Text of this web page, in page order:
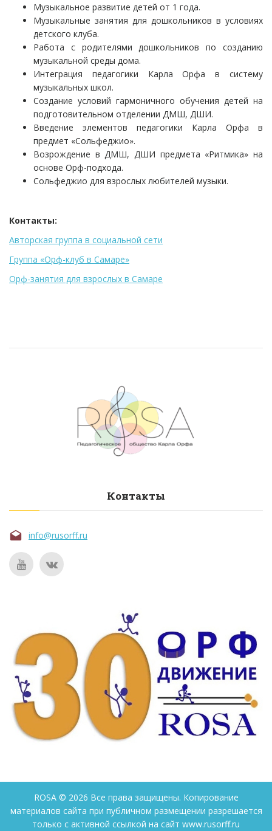
Музыкальное развитие детей от 1 года.
Музыкальные занятия для дошкольников в условиях
детского клуба.
Работа с родителями дошкольников по созданию
музыкальной среды дома.
Интеграция педагогики Карла Орфа в систему
музыкальных школ.
Создание условий гармоничного обучения детей на
подготовительном отделении ДМШ, ДШИ.
Введение элементов педагогики Карла Орфа в
предмет «Сольфеджио».
Возрождение в ДМШ, ДШИ предмета «Ритмика» на
основе Орф-подхода.
Сольфеджио для взрослых любителей музыки.
Контакты:
Авторская группа в социальной сети
Группа «Орф-клуб в Самаре»
Орф-занятия для взрослых в Самаре
Контакты
info@rusorff.ru
ROSA © 2026 Все права защищены. Копирование
материалов сайта при публичном размещении разрешается
только с активной ссылкой на сайт www.rusorff.ru